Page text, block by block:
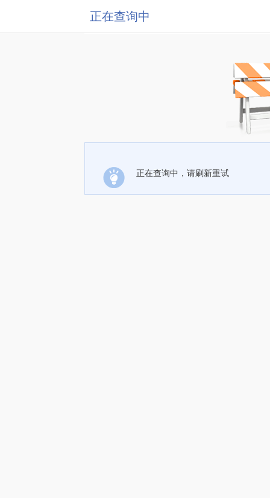
正在查询中
正在查询中，请刷新重试